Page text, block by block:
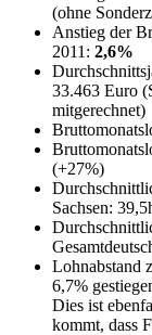
(ohne
Anstieg der
2011: 2,6%
33.463 Euro
mitgerechnet)
(+27%)
Sachsen:
Lohnabstand
6,7%
Dies ist
kommt, dass